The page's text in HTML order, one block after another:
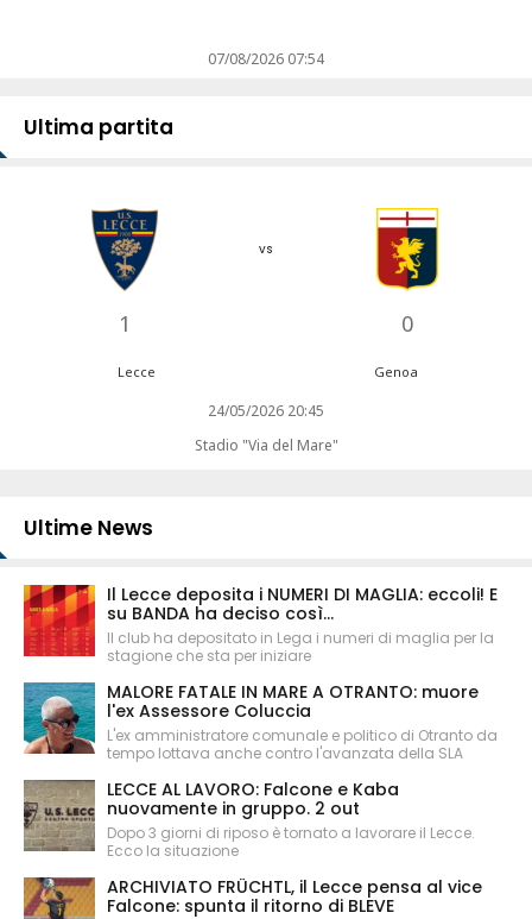
07/08/2026 07:54
Ultima partita
1
vs
0
Lecce Genoa
24/05/2026 20:45
Stadio "Via del Mare"
Ultime News
Il Lecce deposita i NUMERI DI MAGLIA: eccoli! E
su BANDA ha deciso così...
Il club ha depositato in Lega i numeri di maglia per la
stagione che sta per iniziare
MALORE FATALE IN MARE A OTRANTO: muore
l'ex Assessore Coluccia
L'ex amministratore comunale e politico di Otranto da
tempo lottava anche contro l'avanzata della SLA
LECCE AL LAVORO: Falcone e Kaba
nuovamente in gruppo. 2 out
Dopo 3 giorni di riposo è tornato a lavorare il Lecce.
Ecco la situazione
ARCHIVIATO FRÜCHTL, il Lecce pensa al vice
Falcone: spunta il ritorno di BLEVE